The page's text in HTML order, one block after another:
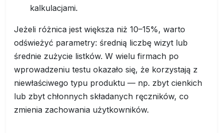
kalkulacjami.
Jeżeli różnica jest większa niż 10–15%, warto
odświeżyć parametry: średnią liczbę wizyt lub
średnie zużycie listków. W wielu firmach po
wprowadzeniu testu okazało się, że korzystają z
niewłaściwego typu produktu — np. zbyt cienkich
lub zbyt chłonnych składanych ręczników, co
zmienia zachowania użytkowników.